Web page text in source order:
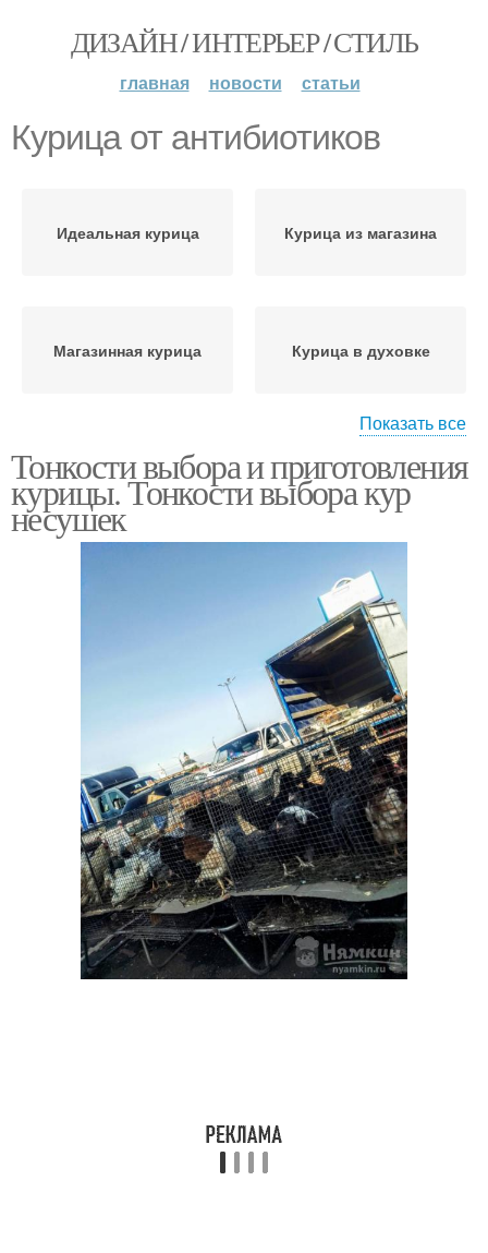
ДИЗАЙН / ИНТЕРЬЕР / СТИЛЬ
главная новости статьи
Курица от антибиотиков
Идеальная курица Курица из магазина
Магазинная курица Курица в духовке
Курица с чесноком
курица
Показать все
Тонкости выбора и приготовления
курицы. Тонкости выбора кур
несушек